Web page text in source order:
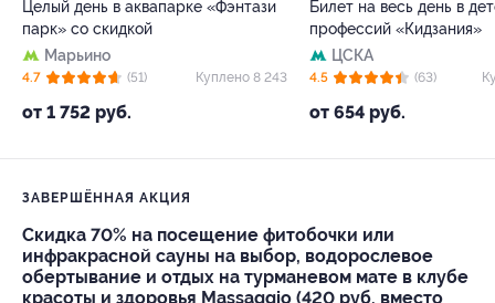
Целый день в аквапарке «Фэнтази
парк» со скидкой
Марьино
от 1 752 руб.
4.7 (51) Куплено 8 243
Билет на весь день в
профессий «Кидзания»
ЦСКА
от 654 руб.
4.5 (63)
ЗАВЕРШЁННАЯ АКЦИЯ
Скидка 70% на посещение фитобочки или
инфракрасной сауны на выбор, водорослевое
обертывание и отдых на турманевом мате в клубе
красоты и здоровья Massaggio (420 руб. вместо